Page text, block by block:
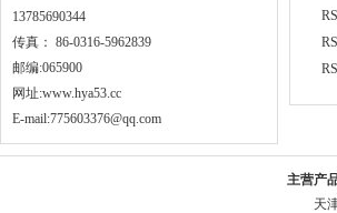
13785690344
传真： 86-0316-5962839
邮编:065900
网址:www.hya53.cc
E-mail:775603376@qq.com
主营产
天